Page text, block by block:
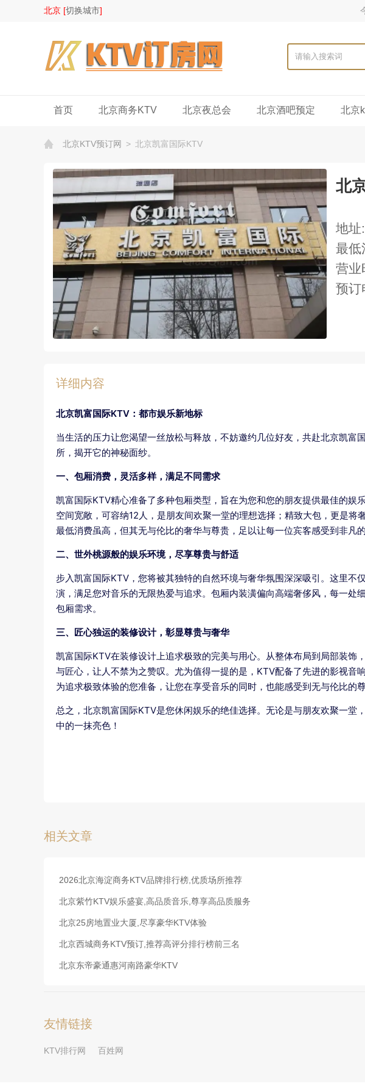
北京 [切换城市]
首页 北京商务KTV 北京夜总会 北京酒吧预定 北京
北京KTV预订网 > 北京凯富国际KTV
北
地址
最低
营业
预订
详细内容
北京凯富国际KTV：都市娱乐新地标
当生活的压力让您渴望一丝放松与释放，不妨邀约几位好友，共赴北京凯
所，揭开它的神秘面纱。
一、包厢消费，灵活多样，满足不同需求
凯富国际KTV精心准备了多种包厢类型，旨在为您和您的朋友提供最佳的娱
空间宽敞，可容纳12人，是朋友间欢聚一堂的理想选择；精致大包，更是
最低消费虽高，但其无与伦比的奢华与尊贵，足以让每一位宾客感受到非凡
二、世外桃源般的娱乐环境，尽享尊贵与舒适
步入凯富国际KTV，您将被其独特的自然环境与奢华氛围深深吸引。这里
演，满足您对音乐的无限热爱与追求。包厢内装潢偏向高端奢侈风，每一
包厢需求。
三、匠心独运的装修设计，彰显尊贵与奢华
凯富国际KTV在装修设计上追求极致的完美与用心。从整体布局到局部装
与匠心，让人不禁为之赞叹。尤为值得一提的是，KTV配备了先进的影视
为追求极致体验的您准备，让您在享受音乐的同时，也能感受到无与伦比的尊
总之，北京凯富国际KTV是您休闲娱乐的绝佳选择。无论是与朋友欢聚一
中的一抹亮色！
相关文章
2026北京海淀商务KTV品牌排行榜,优质场所推荐
北京紫竹KTV娱乐盛宴,高品质音乐,尊享高品质服务
北京25房地置业大厦,尽享豪华KTV体验
北京西城商务KTV预订,推荐高评分排行榜前三名
北京东帝豪通惠河南路豪华KTV
友情链接
KTV排行网 百姓网